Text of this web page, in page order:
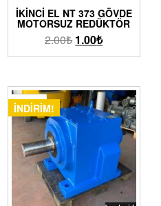
İKINCI EL NT 373 GÖVDE
MOTORSUZ REDÜKTÖR
2.00₺ 1.00₺
İNDIRIM!